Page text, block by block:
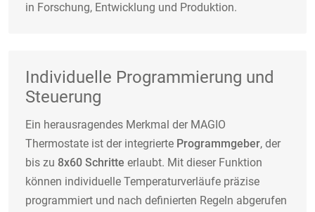
in Forschung, Entwicklung und Produktion.
Individuelle Programmierung und
Steuerung
Ein herausragendes Merkmal der MAGIO
Thermostate ist der integrierte Programmgeber, der
bis zu 8x60 Schritte erlaubt. Mit dieser Funktion
können individuelle Temperaturverläufe präzise
programmiert und nach definierten Regeln abgerufen